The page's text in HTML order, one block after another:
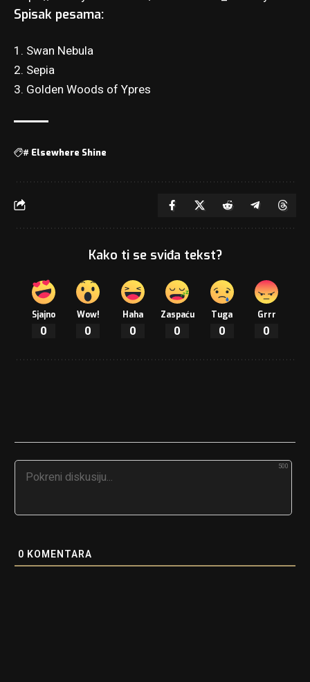
Spisak pesama:
1. Swan Nebula
2. Sepia
3. Golden Woods of Ypres
# Elsewhere Shine
Kako ti se sviđa tekst?
Sjajno
0
Wow!
0
Haha
0
Zaspaću
0
Tuga
0
Grrr
0
500
0 KOMENTARA